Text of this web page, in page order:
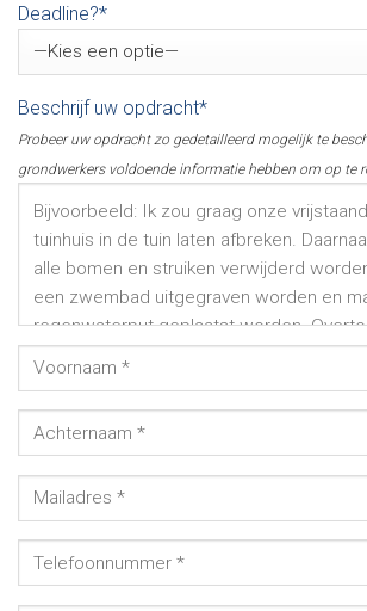
Deadline?*
Beschrijf uw opdracht*
Probeer uw opdracht zo gedetailleerd mogelijk te
grondwerkers voldoende informatie hebben om op te